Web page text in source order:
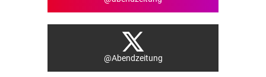
@Abendzeitung